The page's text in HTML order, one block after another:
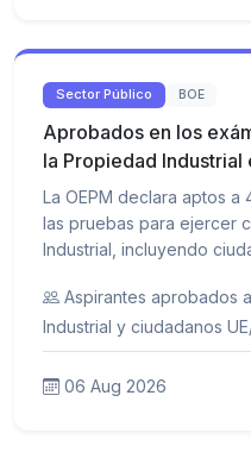
Sector Público BOE
Aprobados en los
la Propiedad Industrial
La OEPM declara aptos
las pruebas para ejercer
Industrial, incluyendo
Aspirantes aprobados
Industrial y ciudadanos
06 Aug 2026